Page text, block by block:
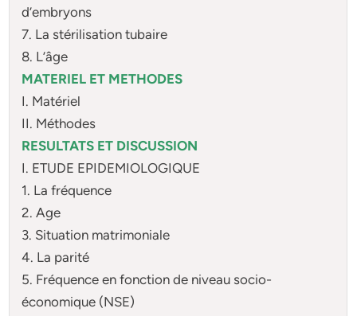
d’embryons
7. La stérilisation tubaire
8. L’âge
MATERIEL ET METHODES
I. Matériel
II. Méthodes
RESULTATS ET DISCUSSION
I. ETUDE EPIDEMIOLOGIQUE
1. La fréquence
2. Age
3. Situation matrimoniale
4. La parité
5. Fréquence en fonction de niveau socio-
économique (NSE)